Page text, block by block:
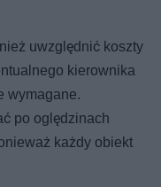
uwzględnić koszty
kierownika
wymagane.
po oględzinach
każdy obiekt